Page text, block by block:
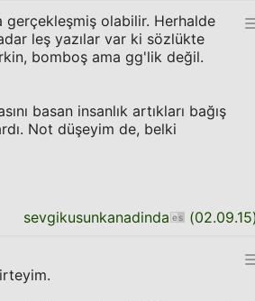
gerçekleşmiş olabilir. Herhalde
leş yazılar var ki sözlükte
bomboş ama gg'lik değil.
basan insanlık artıkları bağış
Not düşeyim de, belki
sevgikusunkanadinda (02.09.15